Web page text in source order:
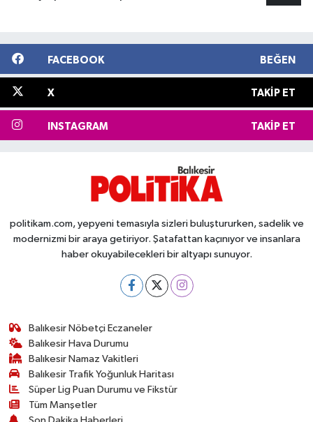
FACEBOOK BEĞEN
X TAKIP ET
INSTAGRAM TAKIP ET
politikam.com, yepyeni temasıyla sizleri buluştururken, sadelik ve
modernizmi bir araya getiriyor. Şatafattan kaçınıyor ve insanlara
haber okuyabilecekleri bir altyapı sunuyor.
Balıkesir Nöbetçi Eczaneler
Balıkesir Hava Durumu
Balıkesir Namaz Vakitleri
Balıkesir Trafik Yoğunluk Haritası
Süper Lig Puan Durumu ve Fikstür
Tüm Manşetler